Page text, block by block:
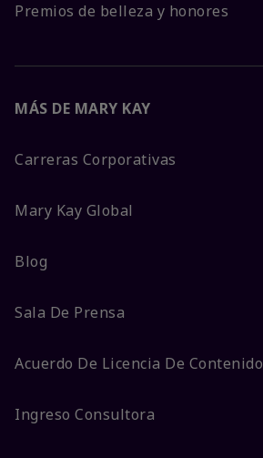
Premios de belleza y honores
MÁS DE MARY KAY
Carreras Corporativas
Mary Kay Global
Blog
Sala De Prensa
Acuerdo De Licencia De Contenido
Ingreso Consultora